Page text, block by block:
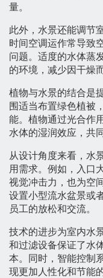
量。
此外，水景还能调节
时间空调运作常导致
问题。适度的水体蒸
的环境，减少因干燥
植物与水景的结合是
围适当布置绿色植被
能。植物通过光合作
水体的湿润效应，共
从设计角度来看，水
用需求。例如，入口
视觉冲击力，也为空
设置小型流水盆景或
员工的放松和交流。
技术的进步为室内水
和过滤设备保证了水
本。同时，智能控制
现更加人性化和节能